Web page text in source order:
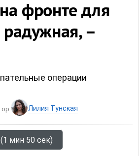
фронте для
–
операции
Лилия Тунская
мин 50 сек)